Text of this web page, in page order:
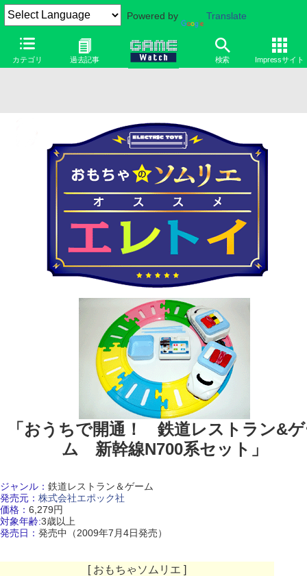
Powered by Translate
カテゴリ 過去記事 検索 Impressサイト
「おうちで開通！ 鉄道レストラン&
ム 新幹線N700系セット」
ジャンル： 鉄道レストラン＆ゲーム
発売元： 株式会社エポック社
価格： 6,279円
対象年齢:3歳以上
発売日： 発売中（2009年7月4日発売）
[ おもちゃソムリエ ]